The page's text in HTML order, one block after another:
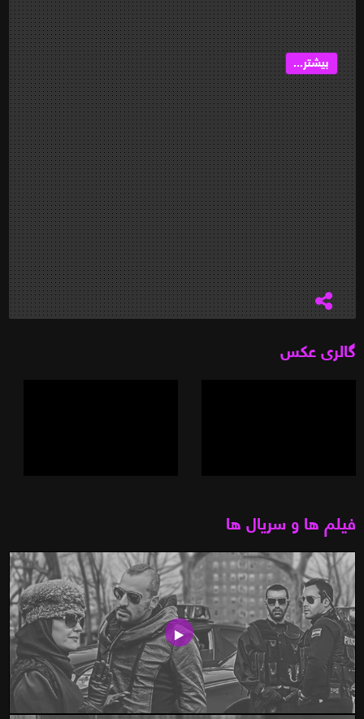
بیشتر...
گالری عکس
فیلم ها و سریال ها